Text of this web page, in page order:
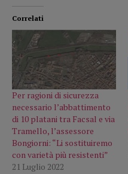
Correlati
Per ragioni di sicurezza
necessario l’abbattimento
di 10 platani tra Facsal e via
Tramello, l’assessore
Bongiorni: “Li sostituiremo
con varietà più resistenti”
21 Luglio 2022